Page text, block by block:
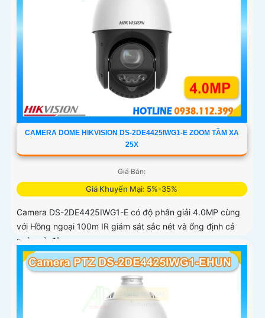
CAMERA DOME HIKVISION DS-2DE4425IWG1-E ZOOM TẦM XA
25X
Giá Bán:
Giá Khuyến Mại: 5%-35%
Camera DS-2DE4425IWG1-E có độ phân giải 4.0MP cùng
với Hồng ngoại 100m IR giám sát sắc nét và ổng định cả
ngày và đêm